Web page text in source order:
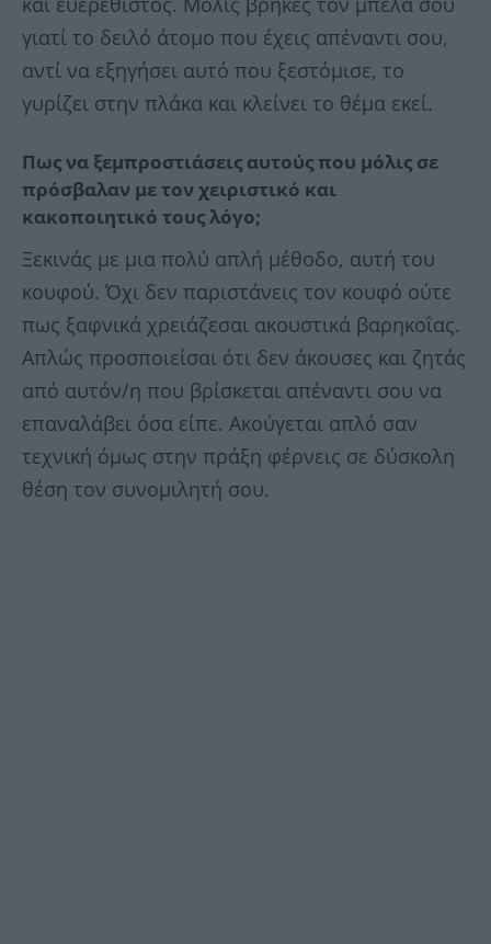
γιατί το δειλό άτομο που έχεις απέναντι σου,
αντί να εξηγήσει αυτό που ξεστόμισε, το
γυρίζει στην πλάκα και κλείνει το θέμα εκεί.
Πως να ξεμπροστιάσεις αυτούς που μόλις σε
πρόσβαλαν με τον χειριστικό και
κακοποιητικό τους λόγο;
Ξεκινάς με μια πολύ απλή μέθοδο, αυτή του
κουφού. Όχι δεν παριστάνεις τον κουφό ούτε
πως ξαφνικά χρειάζεσαι ακουστικά βαρηκοΐας.
Απλώς προσποιείσαι ότι δεν άκουσες και ζητάς
από αυτόν/η που βρίσκεται απέναντι σου να
επαναλάβει όσα είπε. Ακούγεται απλό σαν
τεχνική όμως στην πράξη φέρνεις σε δύσκολη
θέση τον συνομιλητή σου.